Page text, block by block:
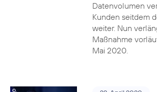
Datenvolumen
Kunden seitdem
weiter. Nun
Maßnahme
Mai 2020.